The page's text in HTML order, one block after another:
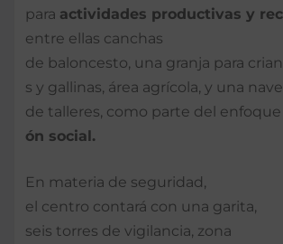
para actividades productivas y
entre ellas canchas
de baloncesto, una granja para
s y gallinas, área agrícola, y una nave
de talleres, como parte del
ón social.
En materia de seguridad,
el centro contará con una garita,
seis torres de vigilancia, zona